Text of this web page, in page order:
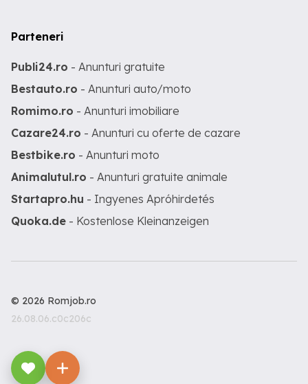
Parteneri
Publi24.ro - Anunturi gratuite
Bestauto.ro - Anunturi auto/moto
Romimo.ro - Anunturi imobiliare
Cazare24.ro - Anunturi cu oferte de cazare
Bestbike.ro - Anunturi moto
Animalutul.ro - Anunturi gratuite animale
Startapro.hu - Ingyenes Apróhirdetés
Quoka.de - Kostenlose Kleinanzeigen
© 2026 Romjob.ro
26.08.06.c0c206c